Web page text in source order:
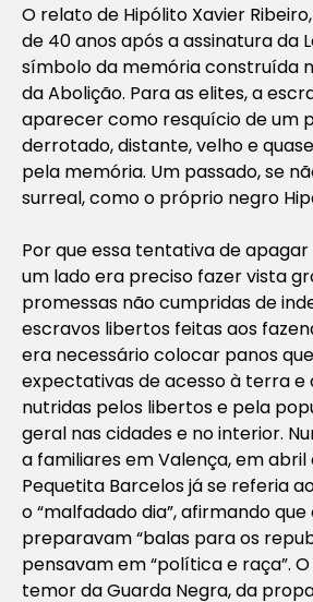
O relato de Hipólito Xavier
de 40 anos após a assinatura da
símbolo da memória construída
da Abolição. Para as elites, a
aparecer como resquício de um
derrotado, distante, velho e
pela memória. Um passado, se
surreal, como o próprio negro
Por que essa tentativa de apagar
um lado era preciso fazer vista
promessas não cumpridas de
escravos libertos feitas aos
era necessário colocar panos
expectativas de acesso à terra e
nutridas pelos libertos e pela
geral nas cidades e no interior.
a familiares em Valença, em abril
Pequetita Barcelos já se referia
o “malfadado dia”, afirmando
preparavam “balas para os
pensavam em “política e raça”.
temor da Guarda Negra, da